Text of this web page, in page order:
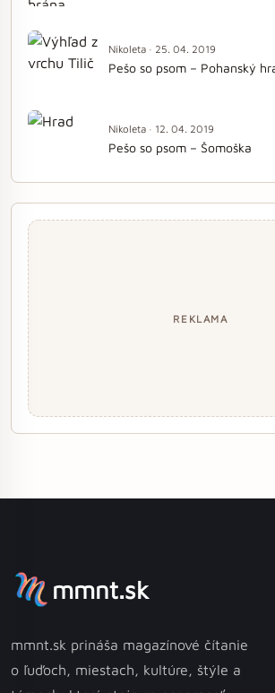
Nikoleta · 25. 04. 2019
Pešo so psom – Pohanský
Nikoleta · 12. 04. 2019
Pešo so psom – Šomoška
REKLAMA
mmnt.sk
mmnt.sk prináša magazínové čítanie
o ľuďoch, miestach, kultúre, štýle a